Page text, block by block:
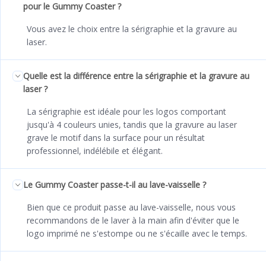
pour le Gummy Coaster ?
Vous avez le choix entre la sérigraphie et la gravure au
laser.
Quelle est la différence entre la sérigraphie et la gravure au
laser ?
La sérigraphie est idéale pour les logos comportant
jusqu'à 4 couleurs unies, tandis que la gravure au laser
grave le motif dans la surface pour un résultat
professionnel, indélébile et élégant.
Le Gummy Coaster passe-t-il au lave-vaisselle ?
Bien que ce produit passe au lave-vaisselle, nous vous
recommandons de le laver à la main afin d'éviter que le
logo imprimé ne s'estompe ou ne s'écaille avec le temps.